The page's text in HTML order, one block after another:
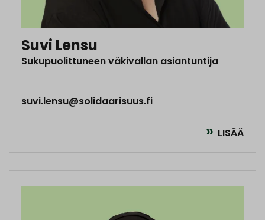
Suvi Lensu
Sukupuolittuneen väkivallan asiantuntija
suvi.lensu@solidaarisuus.fi
LISÄÄ